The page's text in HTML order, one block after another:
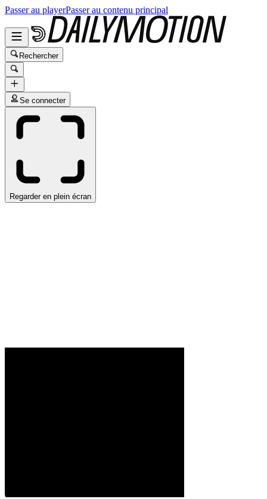
Passer au playerPasser au contenu principal
Rechercher
Se connecter
Regarder en plein écran